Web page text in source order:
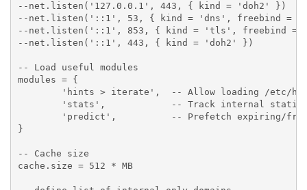
--net.listen('127.0.0.1', 443, { kind = 'doh2' })
--net.listen('::1', 53, { kind = 'dns', freebind =
--net.listen('::1', 853, { kind = 'tls', freebind =
--net.listen('::1', 443, { kind = 'doh2' })
-- Load useful modules
modules = {
}
-- Cache size
cache.size = 512 * MB